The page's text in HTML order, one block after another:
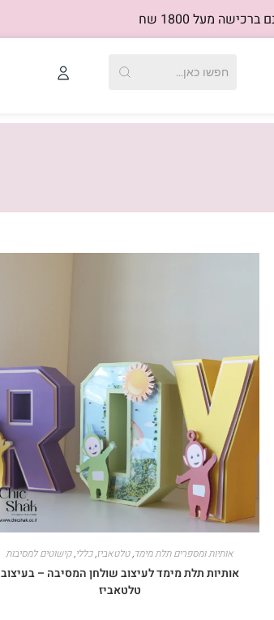
אותיות ומספרים תלת מימד,טלטאביז,כללי,קישוטים למסיבות
אותיות תלת מימד לעיצוב שולחן המסיבה – בעיצוב
טלטאביז